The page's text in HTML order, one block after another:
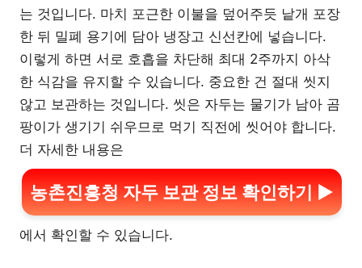
는 것입니다. 마치 포근한 이불을 덮어주듯 낱개 포장
한 뒤 밀폐 용기에 담아 냉장고 신선칸에 넣습니다.
이렇게 하면 서로 호흡을 차단해 최대 2주까지 아삭
한 식감을 유지할 수 있습니다. 중요한 건 절대 씻지
않고 보관하는 것입니다. 씻은 자두는 물기가 남아 곰
팡이가 생기기 쉬우므로 먹기 직전에 씻어야 합니다.
더 자세한 내용은
농촌진흥청 자두 보관 정보 확인하기 ▶
에서 확인할 수 있습니다.